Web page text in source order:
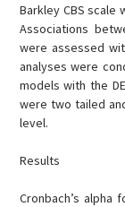
Barkley CBS scale
Associations
were assessed
analyses were
models with the
were two tailed
level.
Results
Cronbach’s